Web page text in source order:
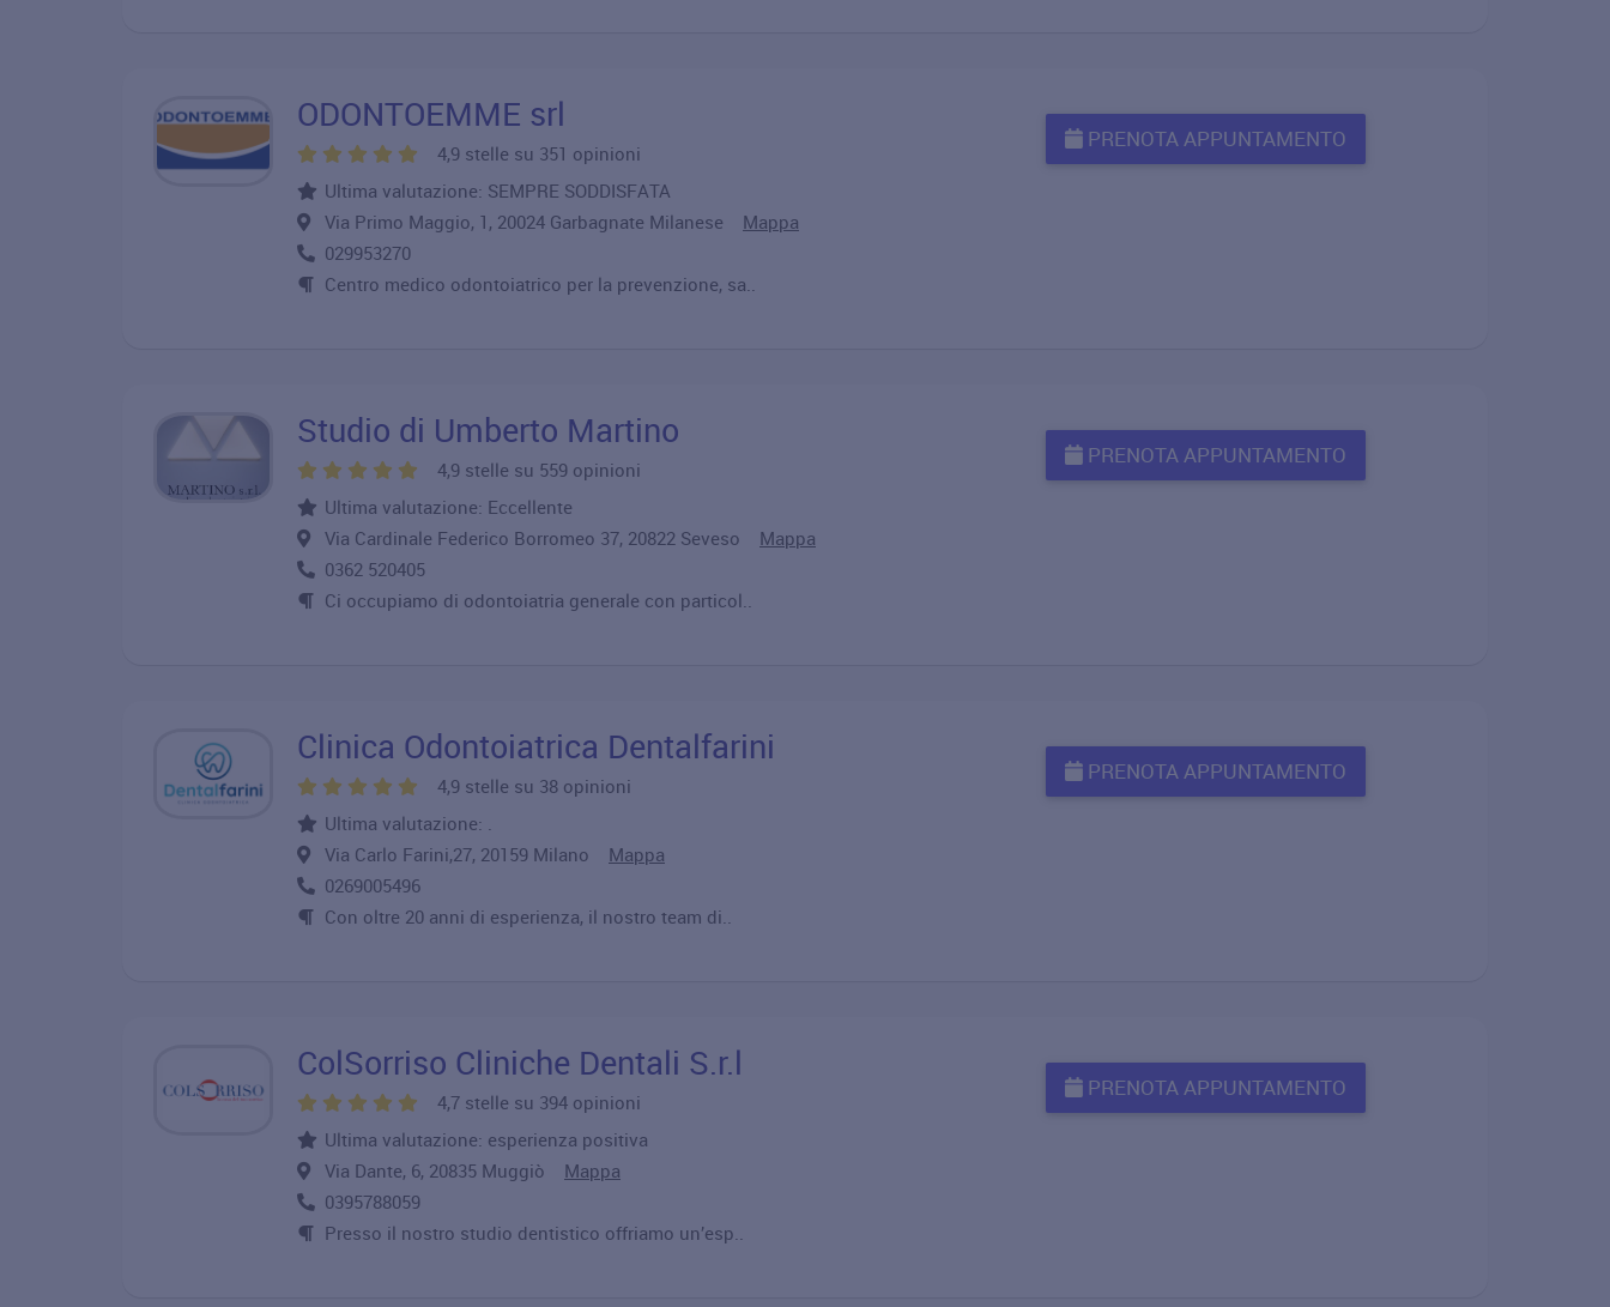
ODONTOEMME srl
4,9 stelle su 351 opinioni
Ultima valutazione: SEMPRE SODDISFATA
Via Primo Maggio, 1, 20024 Garbagnate Milanese Mappa
029953270
Centro medico odontoiatrico per la prevenzione, sa..
PRENOTA APPUNTAMENTO
Studio di Umberto Martino
4,9 stelle su 559 opinioni
Ultima valutazione: Eccellente
Via Cardinale Federico Borromeo 37, 20822 Seveso Mappa
0362 520405
Ci occupiamo di odontoiatria generale con particol..
PRENOTA APPUNTAMENTO
Clinica Odontoiatrica Dentalfarini
4,9 stelle su 38 opinioni
Ultima valutazione: .
Via Carlo Farini,27, 20159 Milano Mappa
0269005496
Con oltre 20 anni di esperienza, il nostro team di..
PRENOTA APPUNTAMENTO
ColSorriso Cliniche Dentali S.r.l
4,7 stelle su 394 opinioni
Ultima valutazione: esperienza positiva
Via Dante, 6, 20835 Muggiò Mappa
0395788059
Presso il nostro studio dentistico offriamo un’esp..
PRENOTA APPUNTAMENTO